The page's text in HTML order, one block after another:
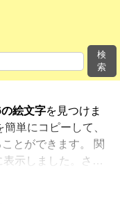
検
索
絵文字を見つけま
単にコピーして、
とができます。 関
示しました。さら
他のカテゴリを探